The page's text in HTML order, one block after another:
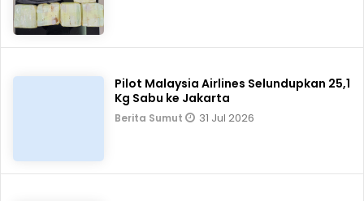
Pilot Malaysia Airlines Selundupkan 25,1
Kg Sabu ke Jakarta
Berita Sumut 31 Jul 2026